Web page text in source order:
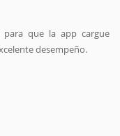
para que la app cargue
desempeño.